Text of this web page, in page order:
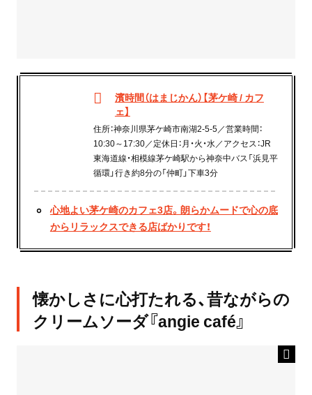
濱時間（はまじかん）【茅ケ崎 / カフ
ェ】
住所：神奈川県茅ケ崎市南湖2-5-5／営業時間：
10:30～17:30／定休日：月・火・水／アクセス：JR
東海道線・相模線茅ケ崎駅から神奈中バス「浜見平
循環」行き約8分の「仲町」下車3分
心地よい茅ケ崎のカフェ3店。朗らかムードで心の底
からリラックスできる店ばかりです！
懐かしさに心打たれる、昔ながらの
クリームソーダ『angie café』